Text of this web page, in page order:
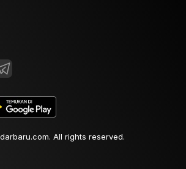
All rights reserved.